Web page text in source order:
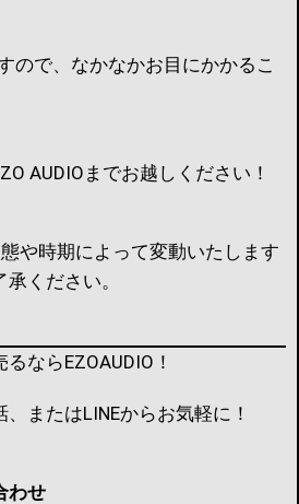
ので、なかなかお目にかかるこ
AUDIOまでお越しください！
や時期によって変動いたします
ください。
ならEZOAUDIO！
またはLINEからお気軽に！
わせ